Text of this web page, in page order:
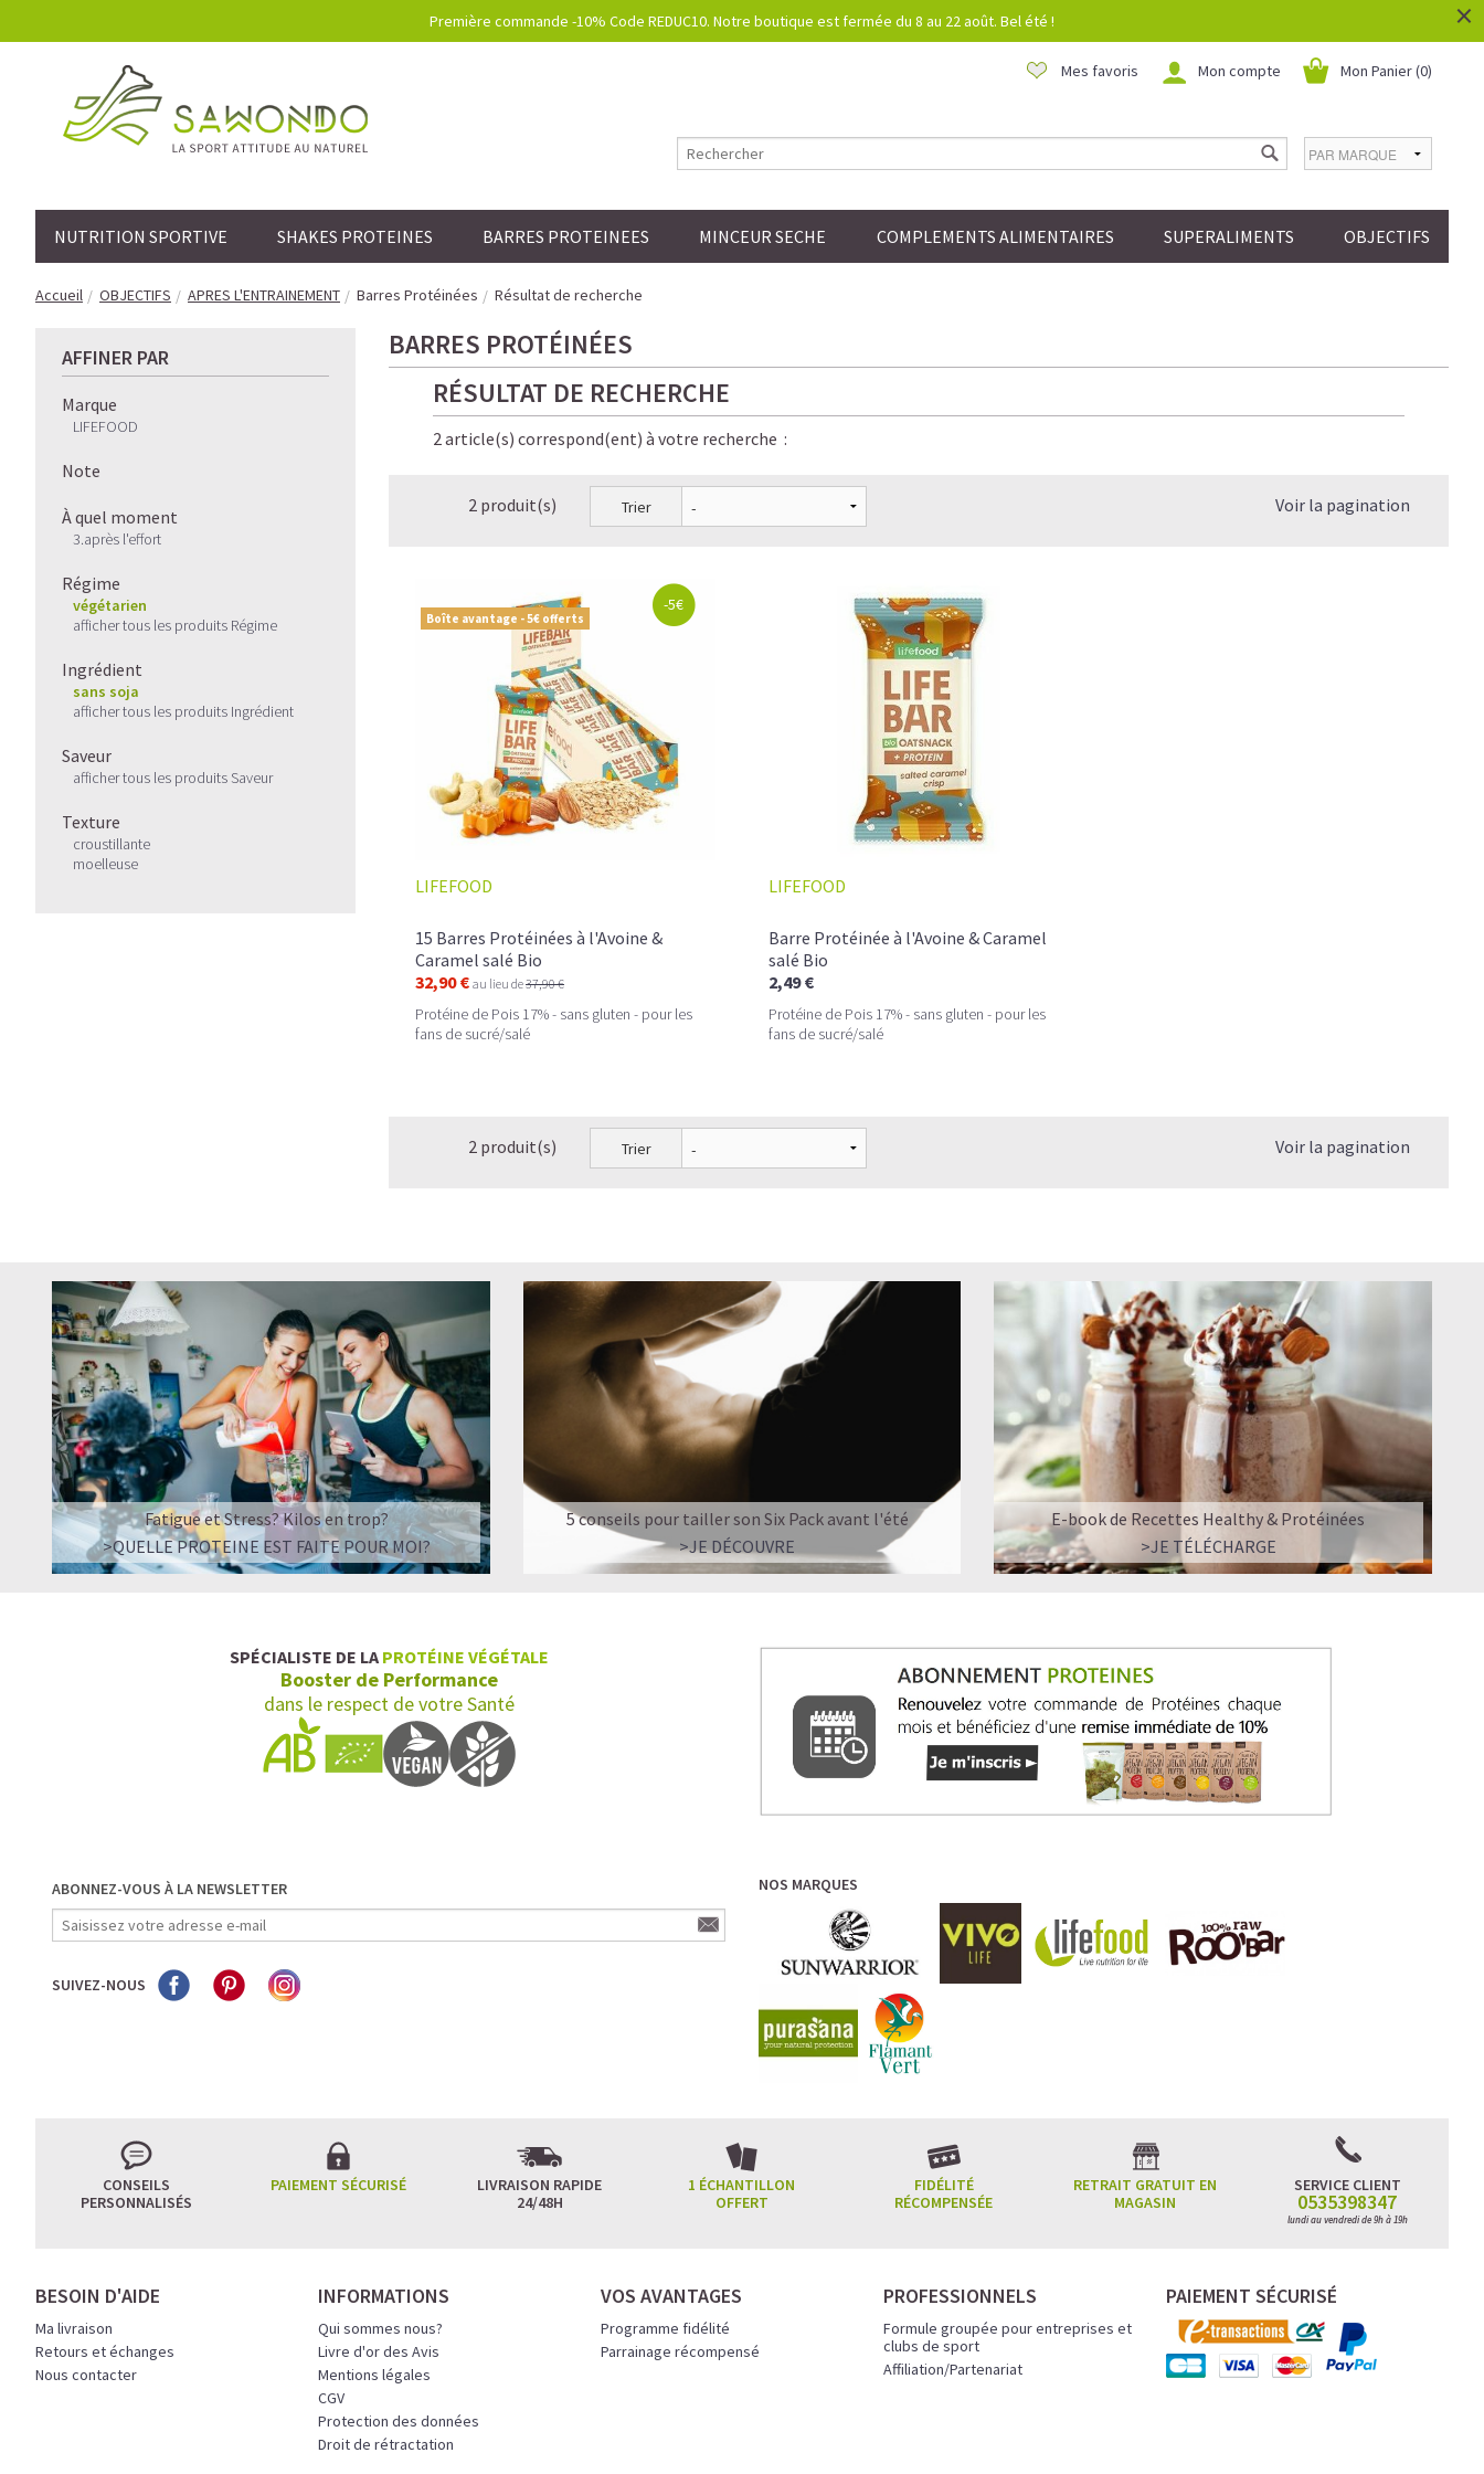
Première commande -10% Code REDUC10. Notre boutique est fermée du 8 au 22 août. Bel été ! ×
Mon Panier (0)
Mon compte
Mes favoris
NUTRITION SPORTIVE SHAKES PROTEINES BARRES PROTEINEES MINCEUR SECHE COMPLEMENTS ALIMENTAIRES SUPERALIMENTS OBJECTIFS
Accueil OBJECTIFS APRES L'ENTRAINEMENT Barres Protéinées Résultat de recherche
AFFINER PAR
Marque
LIFEFOOD
Note
À quel moment
3.après l'effort
Régime
végétarien
afficher tous les produits Régime
Ingrédient
sans soja
afficher tous les produits Ingrédient
Saveur
afficher tous les produits Saveur
Texture
croustillante
moelleuse
BARRES PROTÉINÉES
RÉSULTAT DE RECHERCHE
2 article(s) correspond(ent) à votre recherche :
2 produit(s) Trier Voir la pagination
Boîte avantage - 5€ offerts
-5€
LIFEFOOD
15 Barres Protéinées à l'Avoine &
Caramel salé Bio
32,90 € au lieu de37,90 €
Protéine de Pois 17% - sans gluten - pour les
fans de sucré/salé
LIFEFOOD
Barre Protéinée à l'Avoine & Caramel
salé Bio
2,49 €
Protéine de Pois 17% - sans gluten - pour les
fans de sucré/salé
2 produit(s) Trier Voir la pagination
Fatigue et Stress? Kilos en trop?
>QUELLE PROTEINE EST FAITE POUR MOI?
5 conseils pour tailler son Six Pack avant l'été
>JE DÉCOUVRE
E-book de Recettes Healthy & Protéinées
>JE TÉLÉCHARGE
SPÉCIALISTE DE LA PROTÉINE VÉGÉTALE
Booster de Performance
dans le respect de votre Santé
ABONNEZ-VOUS À LA NEWSLETTER
SUIVEZ-NOUS
NOS MARQUES
CONSEILS
PERSONNALISÉS
PAIEMENT SÉCURISÉ
LIVRAISON RAPIDE
24/48H
1 ÉCHANTILLON
OFFERT
FIDÉLITÉ
RÉCOMPENSÉE
RETRAIT GRATUIT EN
MAGASIN
SERVICE CLIENT
0535398347
lundi au vendredi de 9h à 19h
BESOIN D'AIDE
Ma livraison
Retours et échanges
Nous contacter
INFORMATIONS
Qui sommes nous?
Livre d'or des Avis
Mentions légales
CGV
Protection des données
Droit de rétractation
VOS AVANTAGES
Programme fidélité
Parrainage récompensé
PROFESSIONNELS
Formule groupée pour entreprises et
clubs de sport
Affiliation/Partenariat
PAIEMENT SÉCURISÉ